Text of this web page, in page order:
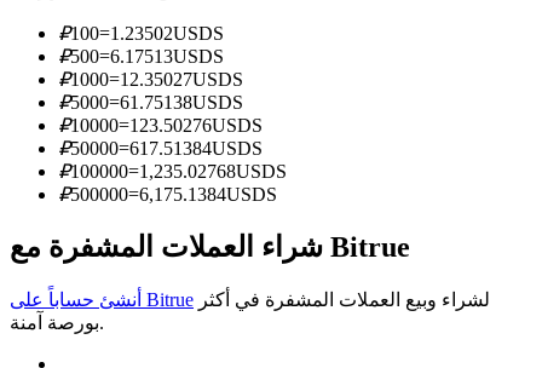
استمتع بتقاسم الأرباح وعمولات نسخ التداول
تحليل البيانات الضخمة بما في ذلك المعلومات التجارية، وما
₽100=1.23502USDS
₽500=6.17513USDS
₽1000=12.35027USDS
₽5000=61.75138USDS
₽10000=123.50276USDS
₽50000=617.51384USDS
₽100000=1,235.02768USDS
₽500000=6,175.1384USDS
شراء العملات المشفرة مع Bitrue
أنشئ حساباً على Bitrue
بورصة آمنة.